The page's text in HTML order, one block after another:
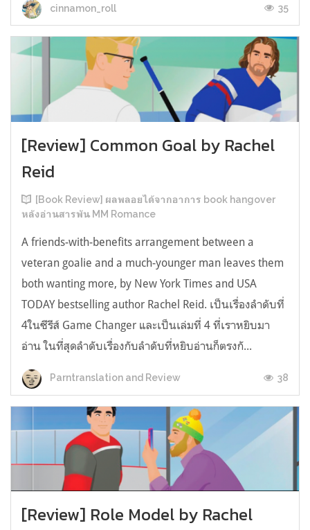
cinnamon_roll 35
[Review] Common Goal by Rachel
Reid
[Book Review] ผลพลอยได้จากอาการ book hangover
หลังอ่านสารพัน MM Romance
A friends-with-benefits arrangement between a
veteran goalie and a much-younger man leaves them
both wanting more, by New York Times and USA
TODAY bestselling author Rachel Reid. เป็นเรื่องลำดับที่
4ในซีรีส์ Game Changer และเป็นเล่มที่ 4 ที่เราหยิบมา
อ่าน ในที่สุดลำดับเรื่องกับลำดับที่หยิบอ่านก็ตรงกั...
Parntranslation and Review 38
[Review] Role Model by Rachel